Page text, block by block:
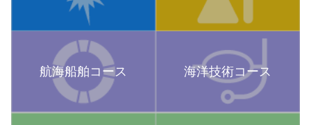
航海船舶コース 海洋技術コース